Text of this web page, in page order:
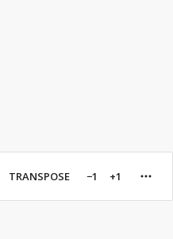
TRANSPOSE −1 +1